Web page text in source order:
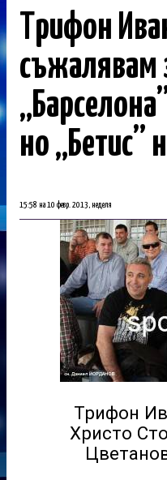
Трифон
съжалявам
но „Бетис”
15:58 на 10 февр. 2013, неделя
Трифон
Христо